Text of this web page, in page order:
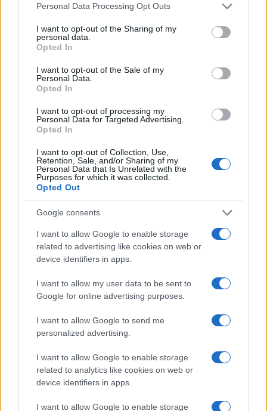
Please note that this website/app uses one or more Google
not limited to your visit or usage behaviour. You may click to
grant or deny consent to Google and its third-party tags to
use your data for below specified purposes in below Google
consent section.
Personal Data Processing Opt Outs
I want to opt-out of the Sharing of my
personal data.
Opted In
I want to opt-out of the Sale of my
Personal Data.
Opted In
I want to opt-out of processing my
Personal Data for Targeted Advertising.
Opted In
I want to opt-out of Collection, Use,
Retention, Sale, and/or Sharing of my
Personal Data that Is Unrelated with the
Purposes for which it was collected.
Opted Out
Google consents
I want to allow Google to enable storage
related to advertising like cookies on web or
device identifiers in apps.
I want to allow my user data to be sent to
Google for online advertising purposes.
I want to allow Google to send me
personalized advertising.
I want to allow Google to enable storage
related to analytics like cookies on web or
device identifiers in apps.
I want to allow Google to enable storage
Paolo Pinna
I nostri cari
I nostri cari
I nostri cari
Giovannimaria Cabras
Invia un Comunicato Stampa| Pubblicità Segnala